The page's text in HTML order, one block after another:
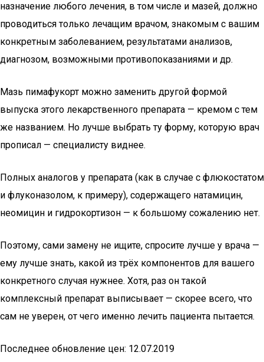
назначение любого лечения, в том числе и мазей, должно
проводиться только лечащим врачом, знакомым с вашим
конкретным заболеванием, результатами анализов,
диагнозом, возможными противопоказаниями и др.
Мазь пимафукорт можно заменить другой формой
выпуска этого лекарственного препарата — кремом с тем
же названием. Но лучше выбрать ту форму, которую врач
прописал — специалисту виднее.
Полных аналогов у препарата (как в случае с флюкостатом
и флуконазолом, к примеру), содержащего натамицин,
неомицин и гидрокортизон — к большому сожалению нет.
Поэтому, сами замену не ищите, спросите лучше у врача —
ему лучше знать, какой из трёх компонентов для вашего
конкретного случая нужнее. Хотя, раз он такой
комплексный препарат выписывает — скорее всего, что
сам не уверен, от чего именно лечить пациента пытается.
Последнее обновление цен: 12.07.2019